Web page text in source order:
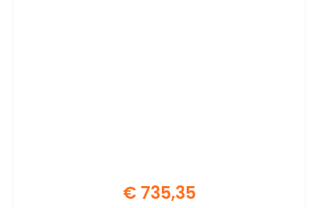
€735,35